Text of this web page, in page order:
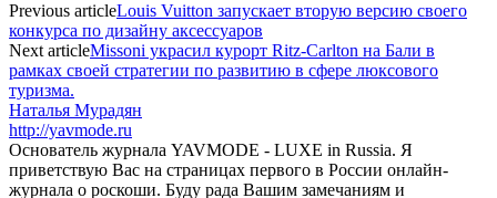
Previous articleLouis Vuitton запускает вторую версию своего
конкурса по дизайну аксессуаров
Next articleMissoni украсил курорт Ritz-Carlton на Бали в
рамках своей стратегии по развитию в сфере люксового
туризма.
Наталья Мурадян
http://yavmode.ru
Основатель журнала YAVMODE - LUXE in Russia. Я
приветствую Вас на страницах первого в России онлайн-
журнала о роскоши. Буду рада Вашим замечаниям и